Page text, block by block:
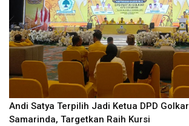
Andi Satya Terpilih Jadi Ketua DPD Golkar
Samarinda, Targetkan Raih Kursi